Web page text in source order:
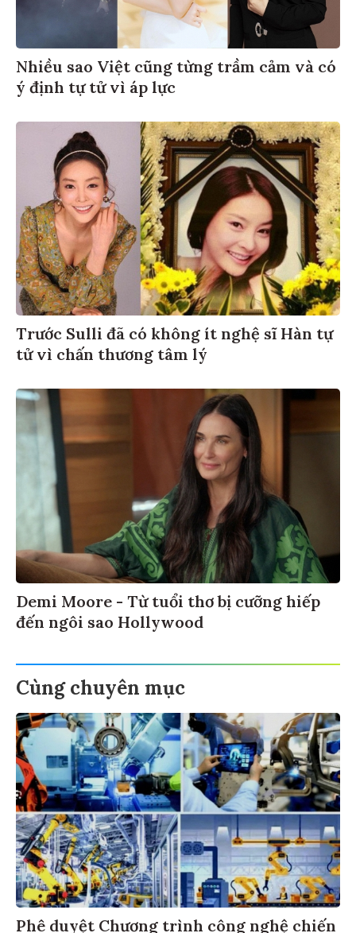
Nhiều sao Việt cũng từng trầm cảm và có
ý định tự tử vì áp lực
Trước Sulli đã có không ít nghệ sĩ Hàn tự
tử vì chấn thương tâm lý
Demi Moore - Từ tuổi thơ bị cưỡng hiếp
đến ngôi sao Hollywood
Cùng chuyên mục
Phê duyệt Chương trình công nghệ chiến